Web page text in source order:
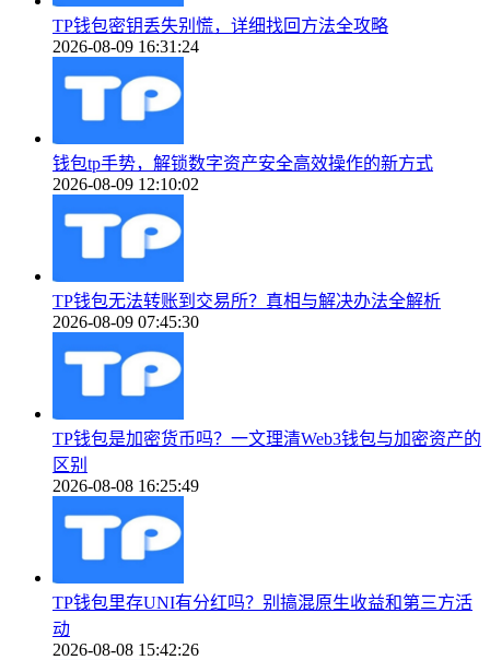
TP钱包密钥丢失别慌，详细找回方法全攻略
2026-08-09 16:31:24
钱包tp手势，解锁数字资产安全高效操作的新方式
2026-08-09 12:10:02
TP钱包无法转账到交易所？真相与解决办法全解析
2026-08-09 07:45:30
TP钱包是加密货币吗？一文理清Web3钱包与加密资产的
区别
2026-08-08 16:25:49
TP钱包里存UNI有分红吗？别搞混原生收益和第三方活
动
2026-08-08 15:42:26